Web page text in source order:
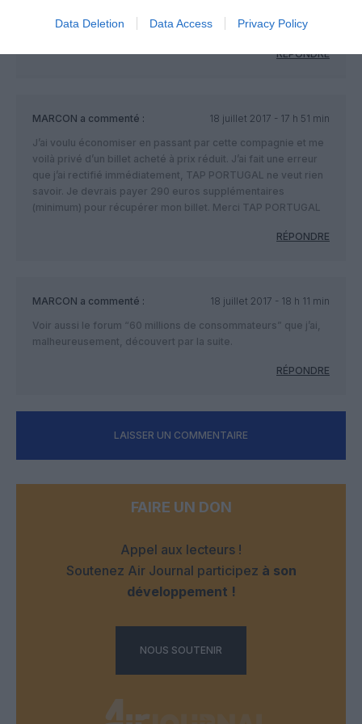
Data Deletion Data Access Privacy Policy
TAP PORTUGAL).
RÉPONDRE
MARCON a commenté :
18 juillet 2017 - 17 h 51 min
J’ai voulu économiser en passant par cette compagnie et me
voilà privé d’un billet acheté à prix réduit. J’ai fait une erreur
que j’ai rectifié immédiatement, TAP PORTUGAL ne veut rien
savoir. Je devrais payer 290 euros supplémentaires
(minimum) pour récupérer mon billet. Merci TAP PORTUGAL
RÉPONDRE
MARCON a commenté :
18 juillet 2017 - 18 h 11 min
Voir aussi le forum “60 millions de consommateurs” que j’ai,
malheureusement, découvert par la suite.
RÉPONDRE
LAISSER UN COMMENTAIRE
FAIRE UN DON
Appel aux lecteurs !
Soutenez Air Journal participez à son
développement !
NOUS SOUTENIR